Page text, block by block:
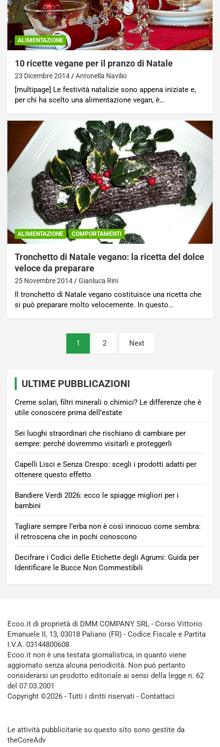
ALIMENTAZIONE
10 ricette vegane per il pranzo di Natale
23 Dicembre 2014 Antonella Navilio
[multipage] Le festività natalizie sono appena iniziate e,
per chi ha scelto una alimentazione vegan, è…
ALIMENTAZIONE COMPORTAMENTI
Tronchetto di Natale vegano: la ricetta del dolce
veloce da preparare
25 Novembre 2014 Gianluca Rini
Il tronchetto di Natale vegano costituisce una ricetta che
si può preparare molto velocemente. In questo…
1 2 Next
ULTIME PUBBLICAZIONI
Creme solari, filtri minerali o chimici? Le differenze che è
utile conoscere prima dell’estate
Sei luoghi straordinari che rischiano di cambiare per
sempre: perché dovremmo visitarli e proteggerli
Capelli Lisci e Senza Crespo: scegli i prodotti adatti per
ottenere questo effetto
Bandiere Verdi 2026: ecco le spiagge migliori per i
bambini
Tagliare sempre l’erba non è così innocuo come sembra:
il retroscena che in pochi conoscono
Decifrare i Codici delle Etichette degli Agrumi: Guida per
Identificare le Bucce Non Commestibili
Ecoo.it di proprietà di DMM COMPANY SRL - Corso Vittorio
Emanuele II, 13, 03018 Paliano (FR) - Codice Fiscale e Partita
I.V.A. 03144800608
Ecoo.it non è una testata giornalistica, in quanto viene
aggiornato senza alcuna periodicità. Non può pertanto
considerarsi un prodotto editoriale ai sensi della legge n. 62
del 07.03.2001
Copyright ©2026 - Tutti i diritti riservati - Contattaci
Le attività pubblicitarie su questo sito sono gestite da
theCoreAdv